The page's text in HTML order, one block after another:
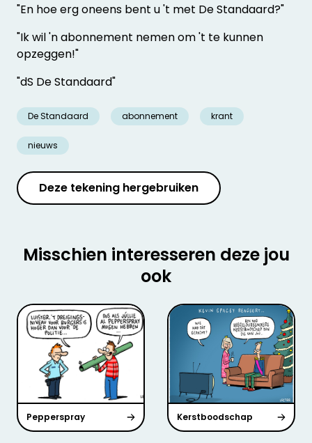
"En hoe erg oneens bent u 't met De Standaard?"
"Ik wil 'n abonnement nemen om 't te kunnen
opzeggen!"
"dS De Standaard"
De Standaard abonnement krant
nieuws
Deze tekening hergebruiken
Misschien interesseren deze jou
ook
Pepperspray Kerstboodschap